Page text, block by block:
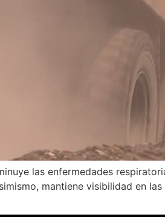
las enfermedades
mantiene visibilidad en